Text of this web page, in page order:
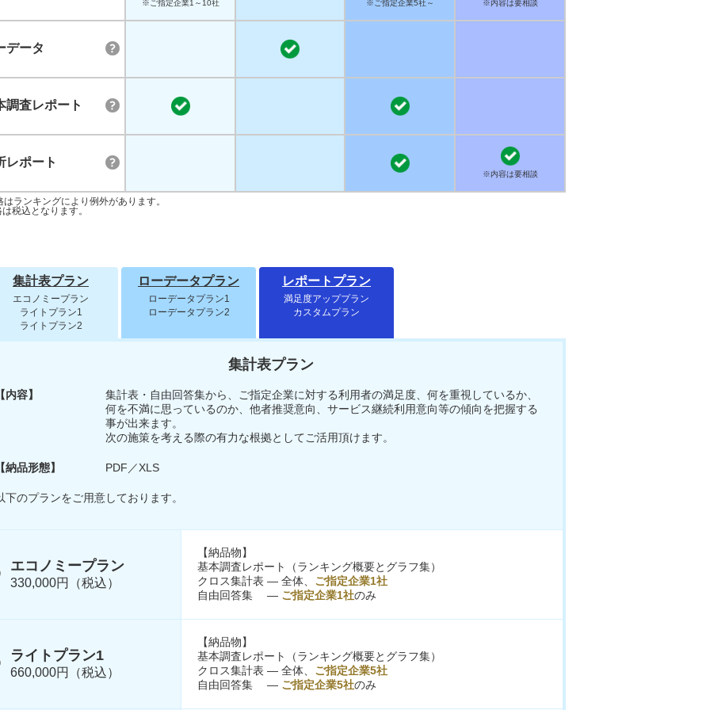
※ご指定企業1～10社 ※ご指定企業5社～ ※内容は要相談
データ
調査レポート
レポート
※内容は要相談
ランキングにより例外があります。
税込となります。
集計表プラン
エコノミープラン
ライトプラン1
ライトプラン2
ローデータプラン
ローデータプラン1
ローデータプラン2
レポートプラン
満足度アッププラン
カスタムプラン
集計表プラン
【内容】
集計表・自由回答集から、ご指定企業に対する利用者の満足度、何を重視しているか、
何を不満に思っているのか、他者推奨意向、サービス継続利用意向等の傾向を把握する
事が出来ます。
次の施策を考える際の有力な根拠としてご活用頂けます。
【納品形態】 PDF／XLS
下のプランをご用意しております。
エコノミープラン
330,000円（税込）
【納品物】
基本調査レポート（ランキング概要とグラフ集）
クロス集計表 ― 全体、 ご指定企業1社
自由回答集 ― ご指定企業1社のみ
ライトプラン1
660,000円（税込）
【納品物】
基本調査レポート（ランキング概要とグラフ集）
クロス集計表 ― 全体、 ご指定企業5社
自由回答集 ― ご指定企業5社のみ